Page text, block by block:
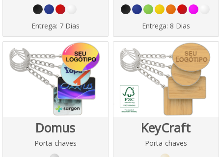
Entrega: 7 Dias Entrega: 8 Dias
Domus
Porta-chaves
KeyCraft
Porta-chaves